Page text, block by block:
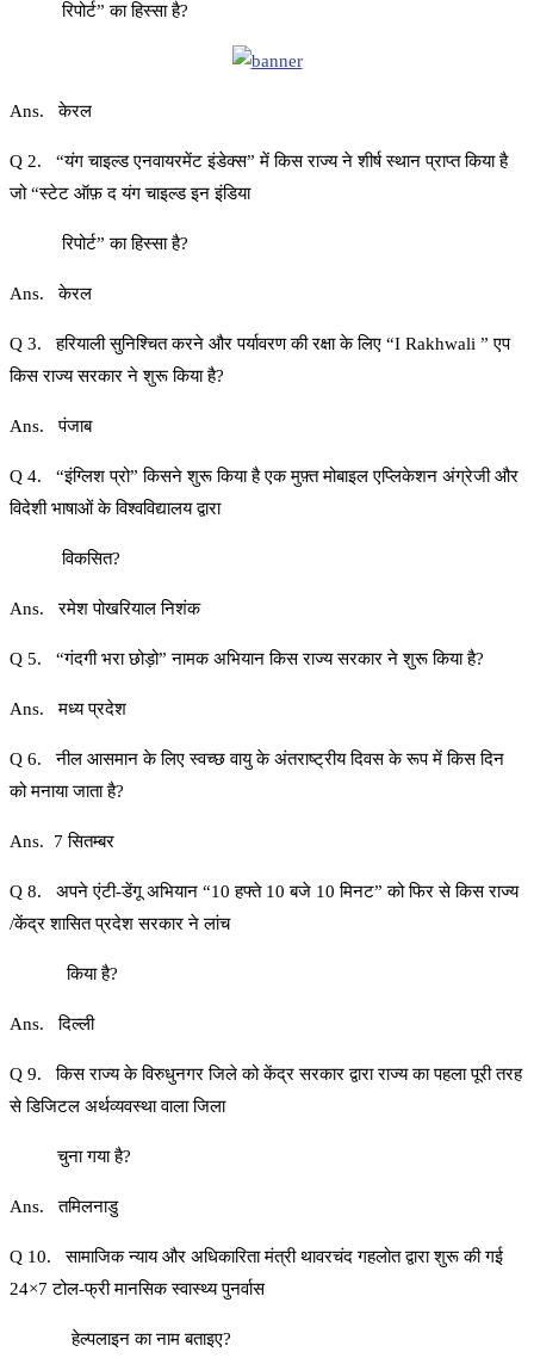
रिपोर्ट” का हिस्सा है?
Ans. केरल
Q 2. “यंग चाइल्ड एनवायरमेंट इंडेक्स” में किस राज्य ने शीर्ष स्थान प्राप्त किया है
जो “स्टेट ऑफ़ द यंग चाइल्ड इन इंडिया
रिपोर्ट” का हिस्सा है?
Ans. केरल
Q 3. हरियाली सुनिश्चित करने और पर्यावरण की रक्षा के लिए “I Rakhwali ” एप
किस राज्य सरकार ने शुरू किया है?
Ans. पंजाब
Q 4. “इंग्लिश प्रो” किसने शुरू किया है एक मुफ़्त मोबाइल एप्लिकेशन अंग्रेजी और
विदेशी भाषाओं के विश्वविद्यालय द्वारा
विकसित?
Ans. रमेश पोखरियाल निशंक
Q 5. “गंदगी भरा छोड़ो” नामक अभियान किस राज्य सरकार ने शुरू किया है?
Ans. मध्य प्रदेश
Q 6. नील आसमान के लिए स्वच्छ वायु के अंतराष्ट्रीय दिवस के रूप में किस दिन
को मनाया जाता है?
Ans. 7 सितम्बर
Q 8. अपने एंटी-डेंगू अभियान “10 हफ्ते 10 बजे 10 मिनट” को फिर से किस राज्य
/केंद्र शासित प्रदेश सरकार ने लांच
किया है?
Ans. दिल्ली
Q 9. किस राज्य के विरुधुनगर जिले को केंद्र सरकार द्वारा राज्य का पहला पूरी तरह
से डिजिटल अर्थव्यवस्था वाला जिला
चुना गया है?
Ans. तमिलनाडु
Q 10. सामाजिक न्याय और अधिकारिता मंत्री थावरचंद गहलोत द्वारा शुरू की गई
24×7 टोल-फ्री मानसिक स्वास्थ्य पुनर्वास
हेल्पलाइन का नाम बताइए?